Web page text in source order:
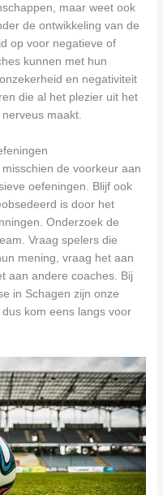
maar weet ook
de ontwikkeling van de
op voor negatieve of
kunnen met hun
en negativiteit
die al het plezier uit het
maakt.
de voorkeur aan
oefeningen. Blijf ook
is door het
Onderzoek de
Vraag spelers die
mening, vraag het aan
aan andere coaches. Bij
in Schagen zijn onze
kom eens langs voor